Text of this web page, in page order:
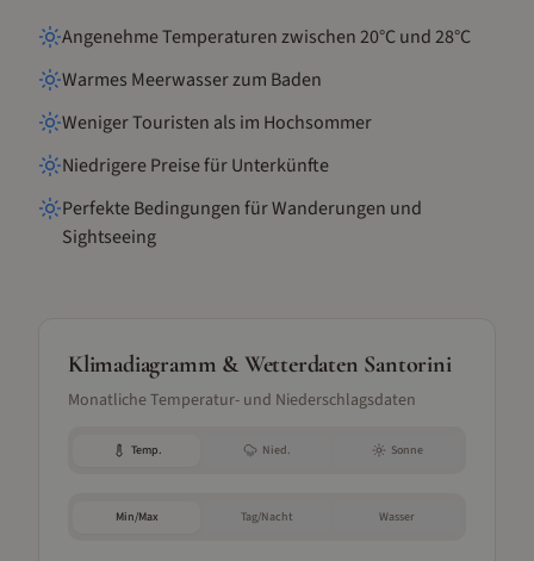
Angenehme Temperaturen zwischen 20°C und 28°C
Warmes Meerwasser zum Baden
Weniger Touristen als im Hochsommer
Niedrigere Preise für Unterkünfte
Perfekte Bedingungen für Wanderungen und
Sightseeing
Klimadiagramm & Wetterdaten Santorini
Monatliche Temperatur- und Niederschlagsdaten
Temp. Nied. Sonne
Min/Max Tag/Nacht Wasser